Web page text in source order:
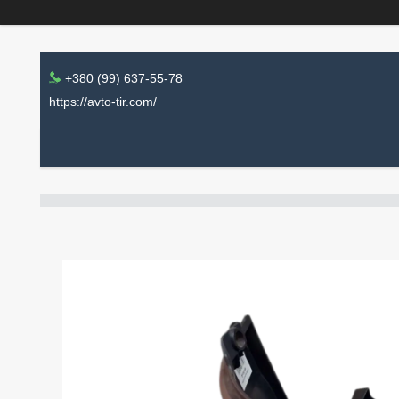
+380 (99) 637-55-78
https://avto-tir.com/